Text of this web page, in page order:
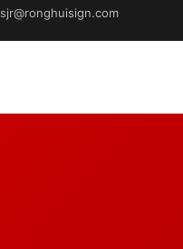
sjr@ronghuisign.com